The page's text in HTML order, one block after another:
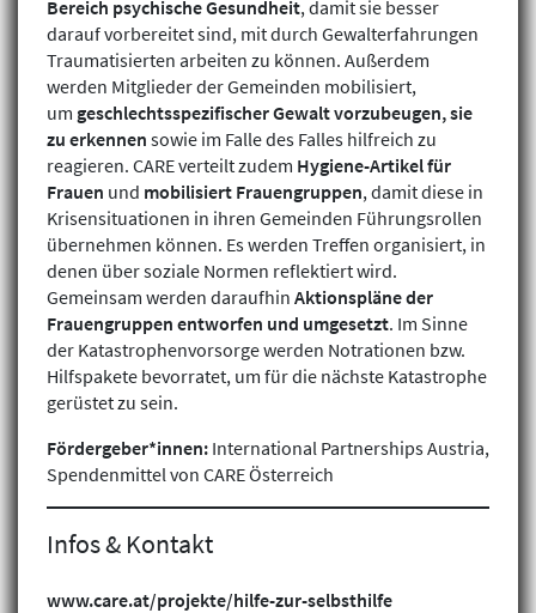
Projekte finden
Bereich psychische Gesundheit, damit sie besser
darauf vorbereitet sind, mit durch Gewalterfahrungen
Traumatisierten arbeiten zu können. Außerdem
werden Mitglieder der Gemeinden mobilisiert,
um geschlechtsspezifischer Gewalt vorzubeugen, sie
zu erkennen sowie im Falle des Falles hilfreich zu
reagieren. CARE verteilt zudem Hygiene-Artikel für
Frauen und mobilisiert Frauengruppen, damit diese in
Krisensituationen in ihren Gemeinden Führungsrollen
übernehmen können. Es werden Treffen organisiert, in
denen über soziale Normen reflektiert wird.
Gemeinsam werden daraufhin Aktionspläne der
Frauengruppen entworfen und umgesetzt. Im Sinne
der Katastrophenvorsorge werden Notrationen bzw.
Hilfspakete bevorratet, um für die nächste Katastrophe
gerüstet zu sein.
Fördergeber*innen: International Partnerships Austria,
Spendenmittel von CARE Österreich
Infos & Kontakt
www.care.at/projekte/hilfe-zur-selbsthilfe